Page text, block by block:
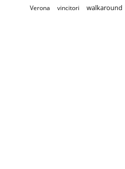
Verona vincitori walkaround